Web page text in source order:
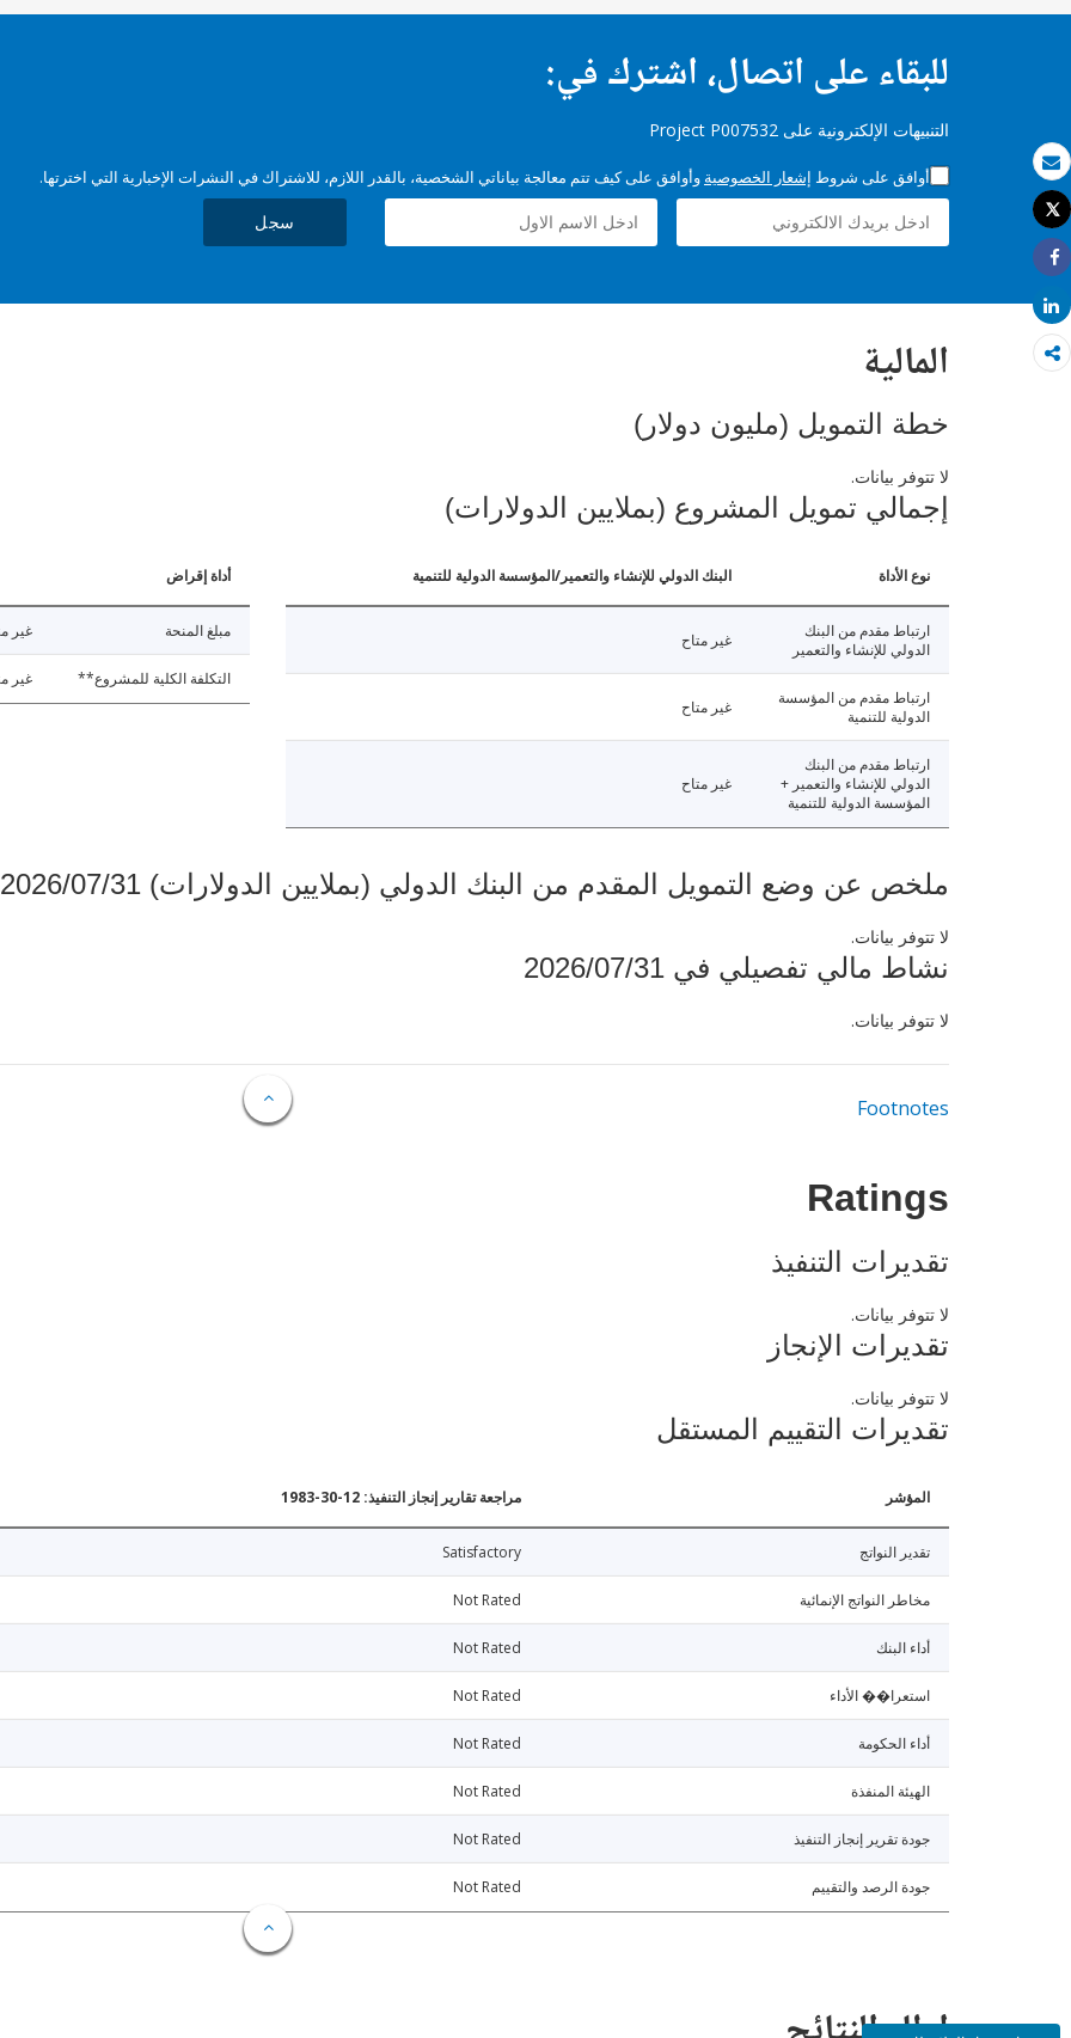
بريد الكتروني
طباعة
Tweet
Share
Share
للبقاء على اتصال، اشترك في:
التنبيهات الإلكترونية على Project P007532
أوافق على شروط إشعار الخصوصية وأوافق على كيف تتم معالجة بياناتي الشخصية، بالقدر اللازم، للاشتراك في النشرات الإخبارية التي اخترتها.
سجل
المالية
خطة التمويل (مليون دولار)
لا تتوفر بيانات.
إجمالي تمويل المشروع (بملايين الدولارات)
نوع الأداة البنك الدولي للإنشاء والتعمير/المؤسسة الدولية للتنمية
ارتباط مقدم من البنك
الدولي للإنشاء والتعمير
غير متاح
ارتباط مقدم من المؤسسة
الدولية للتنمية
غير متاح
ارتباط مقدم من البنك
الدولي للإنشاء والتعمير +
المؤسسة الدولية للتنمية
غير متاح
أداة إقراض
مبلغ المنحة غير
التكلفة الكلية للمشروع** غير
ملخص عن وضع التمويل المقدم من البنك الدولي (بملايين الدولارات) 2026/07/31
لا تتوفر بيانات.
نشاط مالي تفصيلي في 2026/07/31
لا تتوفر بيانات.
Footnotes
Ratings
تقديرات التنفيذ
لا تتوفر بيانات.
تقديرات الإنجاز
لا تتوفر بيانات.
تقديرات التقييم المستقل
المؤشر مراجعة تقارير إنجاز التنفيذ: 12-30-1983
تقدير النواتج Satisfactory
مخاطر النواتج الإنمائية Not Rated
أداء البنك Not Rated
استعرا�� الأداء Not Rated
أداء الحكومة Not Rated
الهيئة المنفذة Not Rated
جودة تقرير إنجاز التنفيذ Not Rated
جودة الرصد والتقييم Not Rated